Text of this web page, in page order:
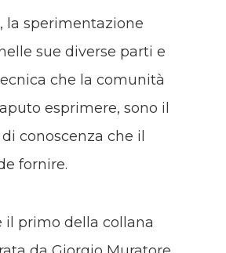
la sperimentazione
sue diverse parti e
che la comunità
esprimere, sono il
conoscenza che il
fornire.
il primo della collana